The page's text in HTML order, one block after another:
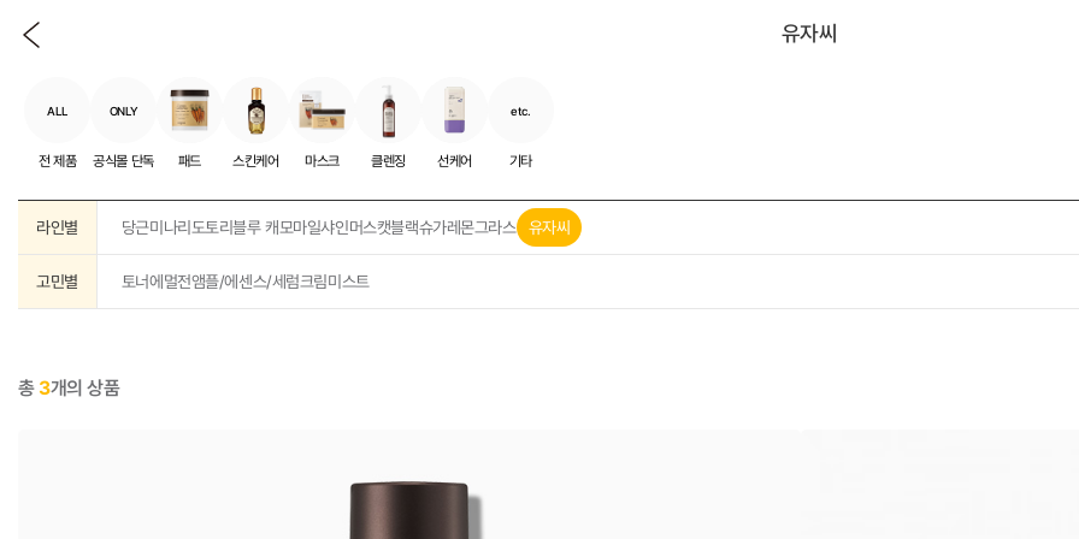
유자씨
ALL
전 제품
ONLY
공식몰 단독 패드 스킨케어 마스크 클렌징 선케어
etc.
기타
라인별 당근미나리도토리블루 캐모마일샤인머스캣블랙슈가레몬그라스 유자씨
고민별 토너에멀전앰플/에센스/세럼크림미스트
총 3개의 상품